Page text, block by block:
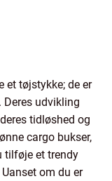
et tøjstykke; de er
udvikling
tidløshed og
cargo bukser,
tilføje et trendy
om du er